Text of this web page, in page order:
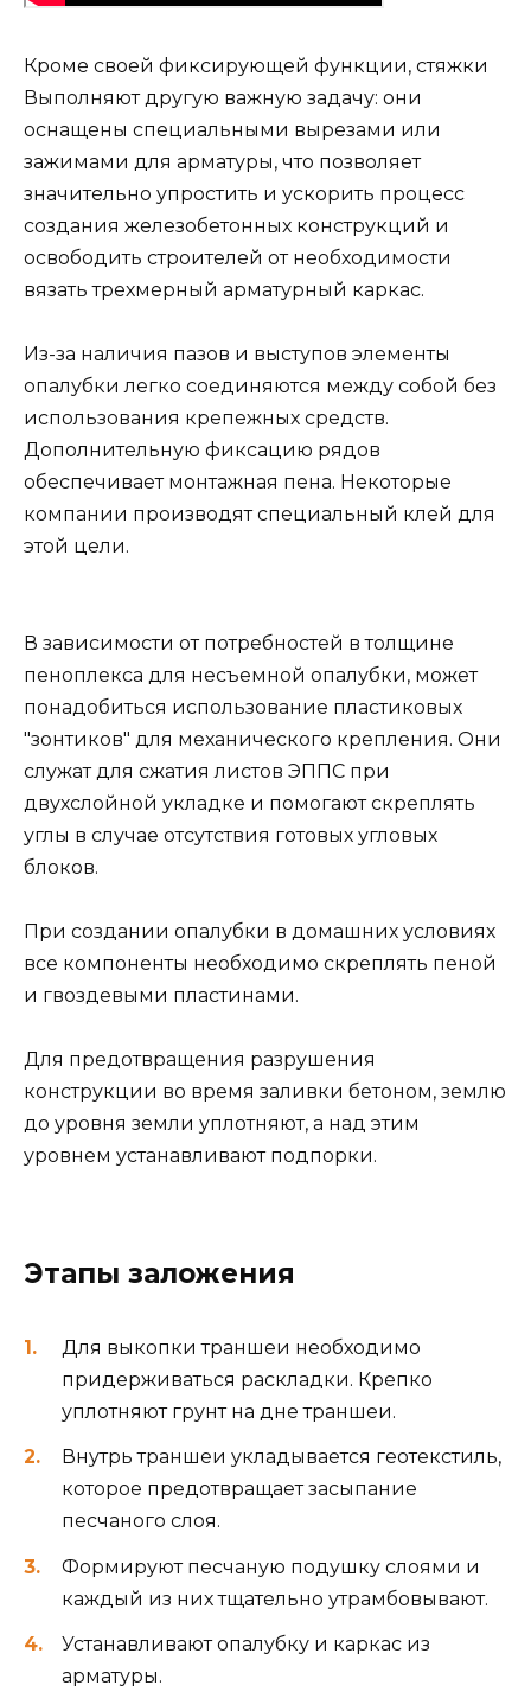
Кроме своей фиксирующей функции, стяжки
Выполняют другую важную задачу: они
оснащены специальными вырезами или
зажимами для арматуры, что позволяет
значительно упростить и ускорить процесс
создания железобетонных конструкций и
освободить строителей от необходимости
вязать трехмерный арматурный каркас.
Из-за наличия пазов и выступов элементы
опалубки легко соединяются между собой без
использования крепежных средств.
Дополнительную фиксацию рядов
обеспечивает монтажная пена. Некоторые
компании производят специальный клей для
этой цели.
В зависимости от потребностей в толщине
пеноплекса для несъемной опалубки, может
понадобиться использование пластиковых
"зонтиков" для механического крепления. Они
служат для сжатия листов ЭППС при
двухслойной укладке и помогают скреплять
углы в случае отсутствия готовых угловых
блоков.
При создании опалубки в домашних условиях
все компоненты необходимо скреплять пеной
и гвоздевыми пластинами.
Для предотвращения разрушения
конструкции во время заливки бетоном, землю
до уровня земли уплотняют, а над этим
уровнем устанавливают подпорки.
Этапы заложения
Для выкопки траншеи необходимо
придерживаться раскладки. Крепко
уплотняют грунт на дне траншеи.
Внутрь траншеи укладывается геотекстиль,
которое предотвращает засыпание
песчаного слоя.
Формируют песчаную подушку слоями и
каждый из них тщательно утрамбовывают.
Устанавливают опалубку и каркас из
арматуры.